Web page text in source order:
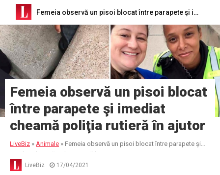
Femeia observă un pisoi blocat între parapete şi imediat cheamă poliţia rutieră în ajutor
Femeia observă un pisoi blocat
între parapete şi imediat
cheamă poliţia rutieră în ajutor
LiveBiz » Animale » Femeia observă un pisoi blocat între parapete şi
imediat cheamă poliţia rutieră în ajutor
LiveBiz 17/04/2021